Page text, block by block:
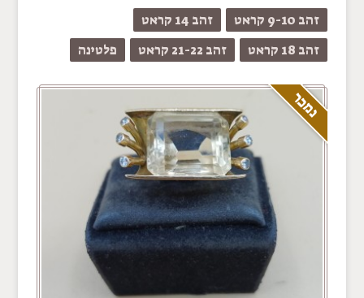
זהב 9-10 קראט
זהב 14 קראט
זהב 18 קראט
זהב 21-22 קראט פלטינה
נמכר